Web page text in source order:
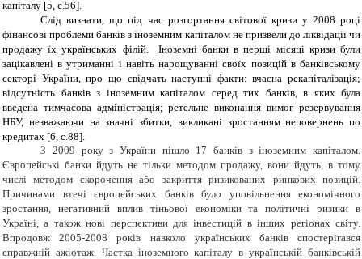
капіталу [5, с.56].
Слід визнати, що під час розгортання світової кризи у 2008 році
фiнансовi проблеми банків з іноземним капіталом не призвели до лiквiдацiї чи
продажу їх українських філій.
Іноземні банки в перші мiсяцi кризи були
зацiкавленi в утриманні i навіть нарощуванні своїх позицій в банківському
секторі України, про що свідчать наступні факти: вчасна рекапіталізація;
відсутність банків з іноземним капіталом серед тих банків, в яких була
введена тимчасова адміністрація; ретельне виконання вимог резервування
НБУ, незважаючи на значні збитки, викликані зростанням неповернень по
кредитах [6, c.88].
З 2009 року з України пішло 17 банків з іноземним капіталом.
Європейські банки йдуть не тільки методом продажу, вони йдуть, в тому
числі методом скорочення або закриття ризикованих ринкових позицій.
Причинами втечі європейських банків було уповільнення економічного
зростання, негативний вплив тіньової економіки та політичні ризики в
Україні, а також нові перспективи для інвестицій в інших регіонах світу.
Впродовж 2005-2008 років навколо українських банків спостерігався
справжній ажіотаж. Частка іноземного капіталу в українській банківській